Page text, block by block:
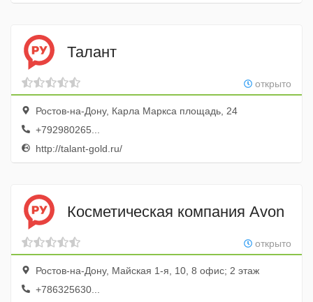
Талант
открыто
Ростов-на-Дону, Карла Маркса площадь, 24
+792980265...
http://talant-gold.ru/
Косметическая компания Avon
открыто
Ростов-на-Дону, Майская 1-я, 10, 8 офис; 2 этаж
+786325630...